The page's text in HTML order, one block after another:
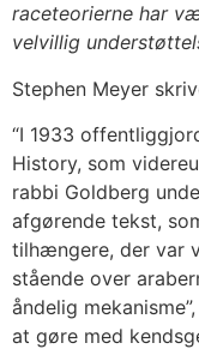
raceteorierne har
velvillig
Stephen Meyer
“I 1933
History, som
rabbi Goldberg
afgørende tekst,
tilhængere, der var
stående over
åndelig
at gøre med